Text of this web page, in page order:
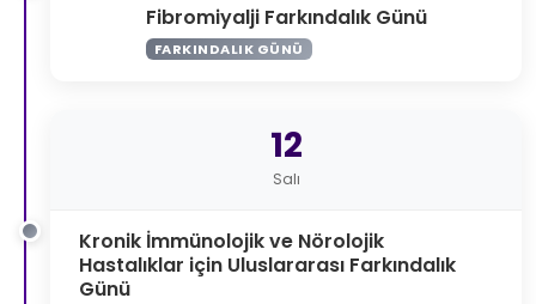
Fibromiyalji Farkındalık Günü
FARKINDALIK GÜNÜ
12
Salı
Kronik İmmünolojik ve Nörolojik
Hastalıklar için Uluslararası Farkındalık
Günü